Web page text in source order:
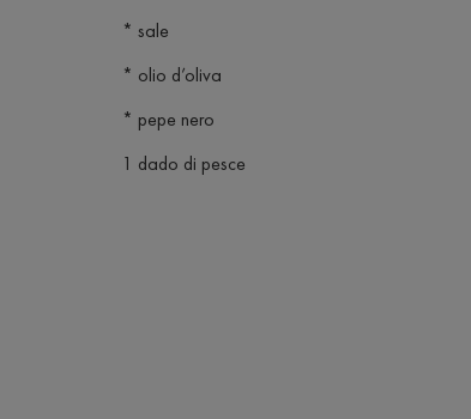
* sale
* olio d’oliva
* pepe nero
1 dado di pesce